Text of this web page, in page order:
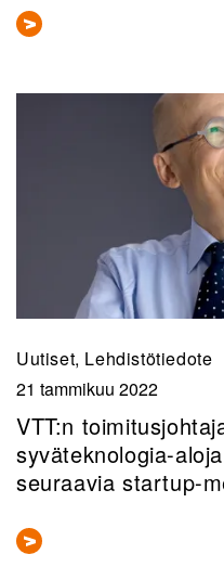
Uutiset, Lehdistötiedote
21 tammikuu 2022
VTT:n
syväteknologia-
seuraavia startup-